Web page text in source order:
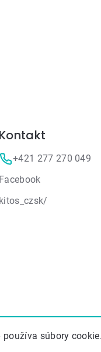
používa súbory
Kontakt
+421 277 270 049
Facebook
kitos_czsk/